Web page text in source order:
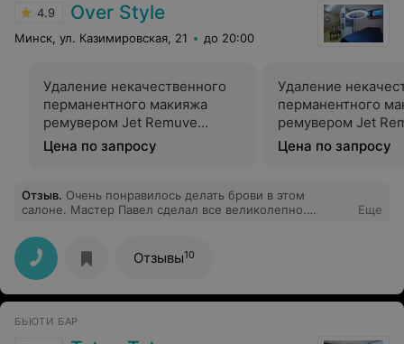
4.9 Over Style
Минск, ул. Казимировская, 21 до 20:00
Удаление некачественного
перманентного макияжа
ремувером Jet Remuve
(брови)
Цена по запросу
Удаление
перманентного
ремувером Jet
(хвосты бровей)
Цена по запросу
Отзыв. Очень понравилось делать брови в этом
салоне. Мастер Павел сделал все великолепно.
Еще
Отзывы10
БЬЮТИ БАР